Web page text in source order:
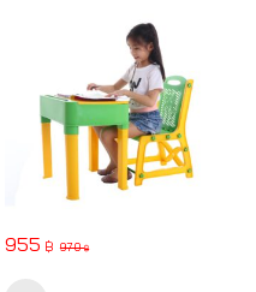
955 ฿ 970฿